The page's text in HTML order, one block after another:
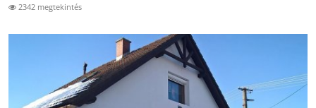
2342 megtekintés